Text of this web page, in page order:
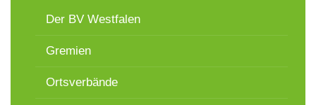
Der BV Westfalen
Gremien
Ortsverbände